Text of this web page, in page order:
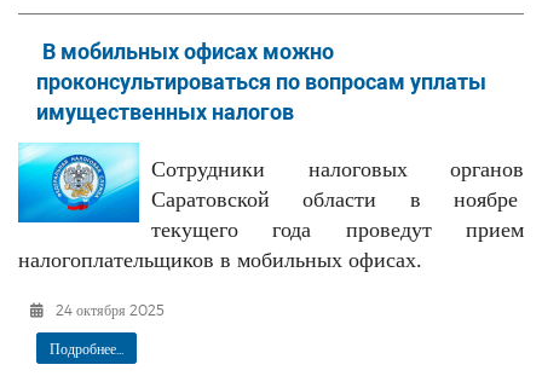
В мобильных офисах можно
проконсультироваться по вопросам уплаты
имущественных налогов
Сотрудники налоговых органов
Саратовской области в ноябре
текущего года проведут прием
налогоплательщиков в мобильных офисах.
24 октября 2025
Подробнее...